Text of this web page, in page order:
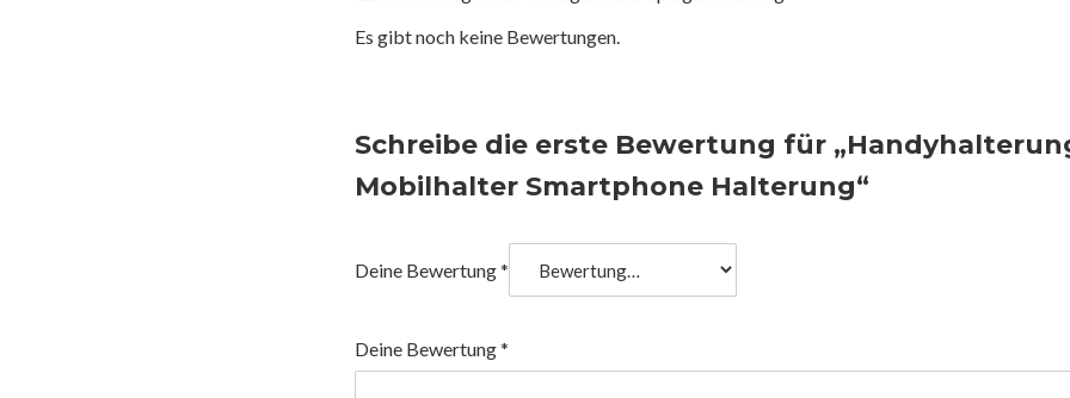
Es gibt noch keine Bewertungen.
Schreibe die erste Bewertung für
Mobilhalter Smartphone Halterung“
Deine Bewertung*
Deine Bewertung*